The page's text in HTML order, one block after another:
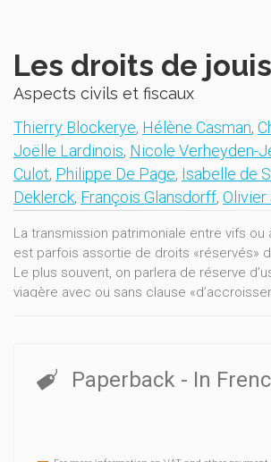
Les droits de
Aspects civils et fiscaux
Thierry Blockerye, Hélène Casman,
Joëlle Lardinois, Nicole Verheyden-
Culot, Philippe De Page, Isabelle de
Deklerck, François Glansdorff, Olivier
La transmission patrimoniale entre vifs ou
est parfois assortie de droits «réservés»
Le plus souvent, on parlera de réserve
viagère avec ou sans clause
droits des parties et de limiter les
conflits entre elles.
Sur le plan fiscal, la rédaction de ces
compte du sort réservé, en droits
Paperback - In